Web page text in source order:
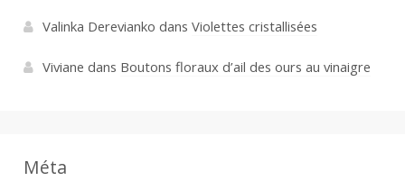
Valinka Derevianko dans Violettes cristallisées
Viviane dans Boutons floraux d’ail des ours au vinaigre
Méta